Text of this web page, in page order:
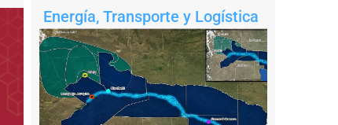
Energía, Transporte y Logística